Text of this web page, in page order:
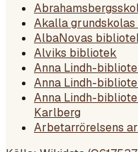
Akalla
AlbaNovas
Alviks bibliotek
Anna Lindh-
Anna Lindh-
Anna Lindh-
Karlberg
Arbetarrörelsens